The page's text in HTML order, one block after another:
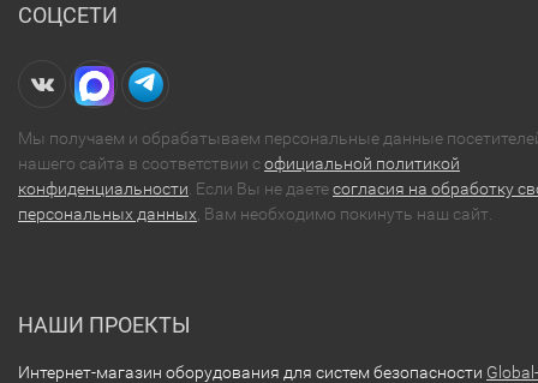
СОЦСЕТИ
Мы получаем и обрабатываем персональные данные
нашего сайта в соответствии софициальной политикой
конфиденциальности . Если Вы не даетесогласия на обработку
персональных данных , Вам необходимо покинуть наш сайт.
НАШИ ПРОЕКТЫ
Интернет-магазин оборудования для систем безопасности Global-